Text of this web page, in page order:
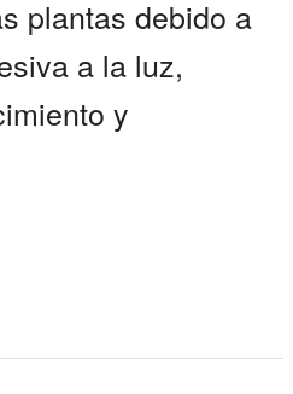
plantas debido a
a la luz,
y